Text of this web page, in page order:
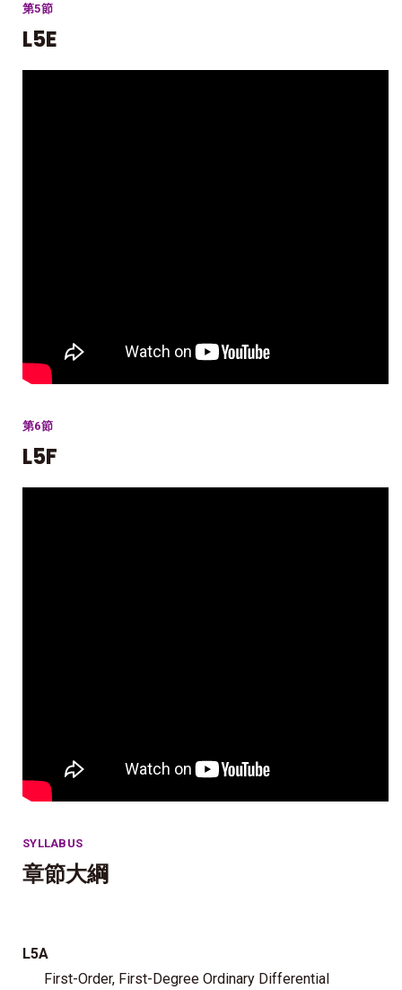
第5節
L5E
第6節
L5F
SYLLABUS
章節大綱
L5A
First-Order, First-Degree Ordinary Differential